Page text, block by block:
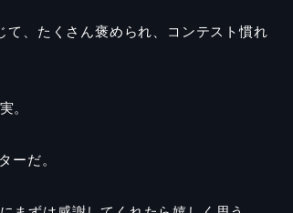
、たくさん褒められ、コンテスト慣れ
。
ーだ。